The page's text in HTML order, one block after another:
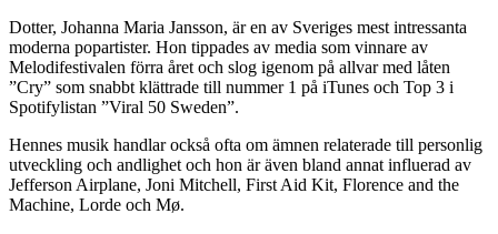
Dotter, Johanna Maria Jansson, är en av Sveriges mest intressanta
moderna popartister. Hon tippades av media som vinnare av
Melodifestivalen förra året och slog igenom på allvar med låten
”Cry” som snabbt klättrade till nummer 1 på iTunes och Top 3 i
Spotifylistan ”Viral 50 Sweden”.
Hennes musik handlar också ofta om ämnen relaterade till personlig
utveckling och andlighet och hon är även bland annat influerad av
Jefferson Airplane, Joni Mitchell, First Aid Kit, Florence and the
Machine, Lorde och Mø.